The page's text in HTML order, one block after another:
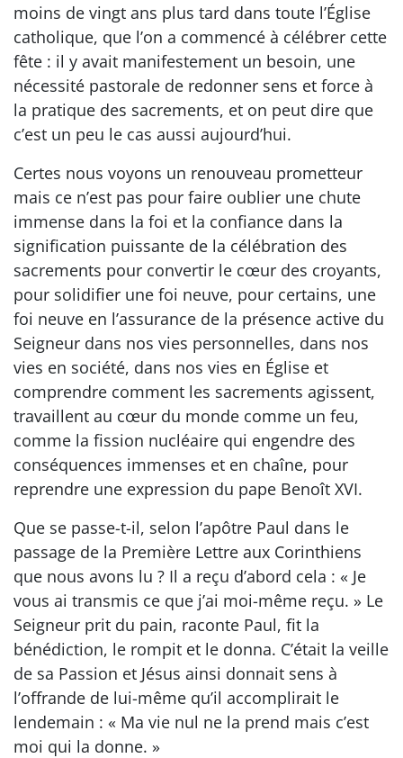
moins de vingt ans plus tard dans toute l’Église
catholique, que l’on a commencé à célébrer cette
fête : il y avait manifestement un besoin, une
nécessité pastorale de redonner sens et force à
la pratique des sacrements, et on peut dire que
c’est un peu le cas aussi aujourd’hui.
Certes nous voyons un renouveau prometteur
mais ce n’est pas pour faire oublier une chute
immense dans la foi et la confiance dans la
signification puissante de la célébration des
sacrements pour convertir le cœur des croyants,
pour solidifier une foi neuve, pour certains, une
foi neuve en l’assurance de la présence active du
Seigneur dans nos vies personnelles, dans nos
vies en société, dans nos vies en Église et
comprendre comment les sacrements agissent,
travaillent au cœur du monde comme un feu,
comme la fission nucléaire qui engendre des
conséquences immenses et en chaîne, pour
reprendre une expression du pape Benoît XVI.
Que se passe-t-il, selon l’apôtre Paul dans le
passage de la Première Lettre aux Corinthiens
que nous avons lu ? Il a reçu d’abord cela : « Je
vous ai transmis ce que j’ai moi-même reçu. » Le
Seigneur prit du pain, raconte Paul, fit la
bénédiction, le rompit et le donna. C’était la veille
de sa Passion et Jésus ainsi donnait sens à
l’offrande de lui-même qu’il accomplirait le
lendemain : « Ma vie nul ne la prend mais c’est
moi qui la donne. »